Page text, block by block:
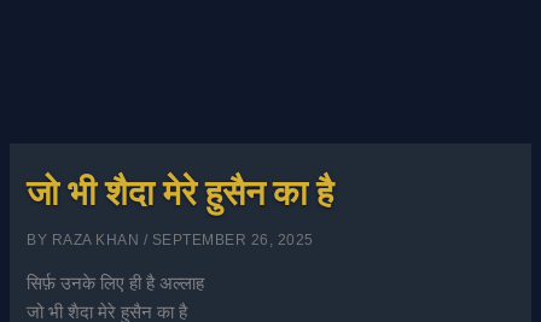
जो भी शैदा मेरे हुसैन का है
BY RAZA KHAN / SEPTEMBER 26, 2025
सिर्फ़ उनके लिए ही है अल्लाह
जो भी शैदा मेरे हुसैन का है